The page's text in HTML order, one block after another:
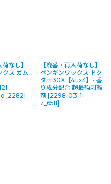
荷なし】
クス ガム
］
]
【廃番・再入荷なし】
ペンギンワックス ドク
ター30X［4Lx4］- 香
り成分配合 超最強剥離
剤 [2298-03-1-
z_6511]